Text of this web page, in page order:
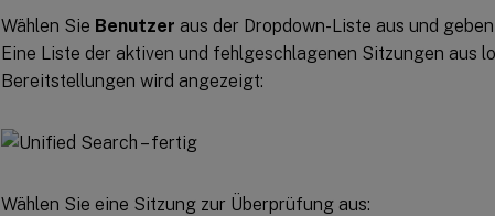
Wählen Sie Benutzer aus der Dropdown-Liste aus und
Eine Liste der aktiven und fehlgeschlagenen Sitzungen aus
Bereitstellungen wird angezeigt:
Wählen Sie eine Sitzung zur Überprüfung aus: